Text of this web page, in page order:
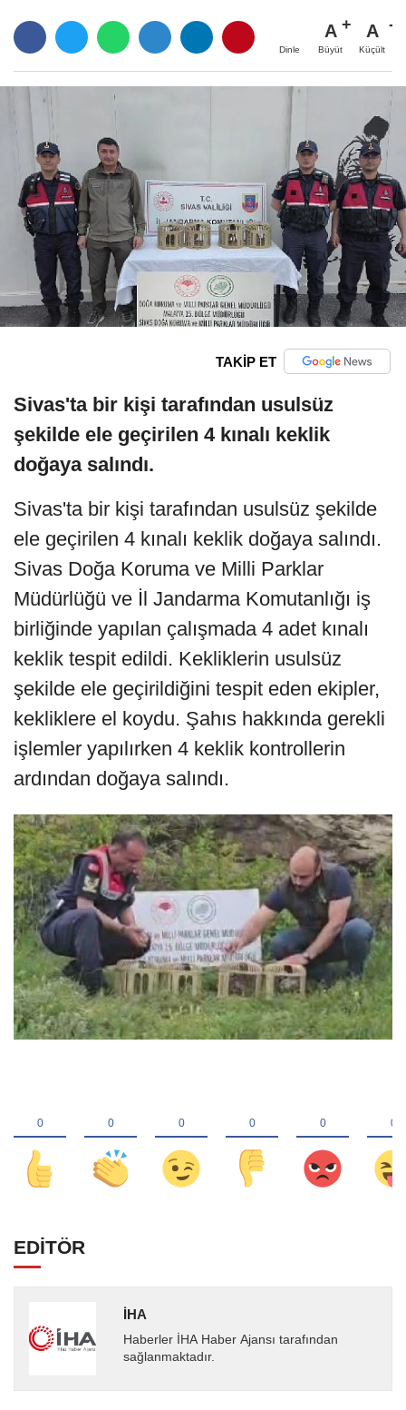
Dinle
A
Büyüt
A
Küçült
TAKİP ET
Sivas'ta bir kişi tarafından usulsüz
şekilde ele geçirilen 4 kınalı keklik
doğaya salındı.
Sivas'ta bir kişi tarafından usulsüz şekilde
ele geçirilen 4 kınalı keklik doğaya salındı.
Sivas Doğa Koruma ve Milli Parklar
Müdürlüğü ve İl Jandarma Komutanlığı iş
birliğinde yapılan çalışmada 4 adet kınalı
keklik tespit edildi. Kekliklerin usulsüz
şekilde ele geçirildiğini tespit eden ekipler,
kekliklere el koydu. Şahıs hakkında gerekli
işlemler yapılırken 4 keklik kontrollerin
ardından doğaya salındı.
EDİTÖR
İHA
Haberler İHA Haber Ajansı tarafından
sağlanmaktadır.